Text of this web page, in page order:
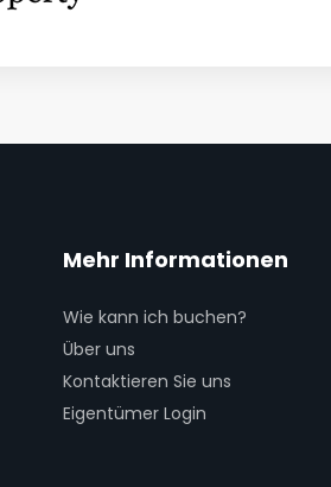
Mehr Informationen
Wie kann ich buchen?
Über uns
Kontaktieren Sie uns
Eigentümer Login